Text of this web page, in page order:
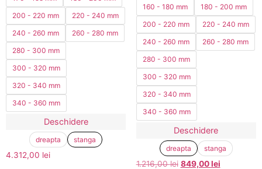
200 - 220 mm
220 - 240 mm
240 - 260 mm
260 - 280 mm
280 - 300 mm
300 - 320 mm
320 - 340 mm
340 - 360 mm
Deschidere
dreapta stanga
4.312,00 lei
160 - 180 mm
180 - 200 mm
200 - 220 mm
220 - 240 mm
240 - 260 mm
260 - 280 mm
280 - 300 mm
300 - 320 mm
320 - 340 mm
340 - 360 mm
Deschidere
dreapta stanga
1.216,00lei 849,00lei